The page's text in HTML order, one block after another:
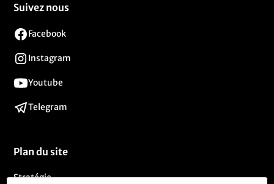
Suivez nous
Facebook
Instagram
Youtube
Telegram
Plan du site
Stratégie